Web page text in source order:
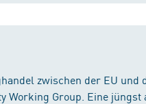
zwischen der EU und
Group. Eine